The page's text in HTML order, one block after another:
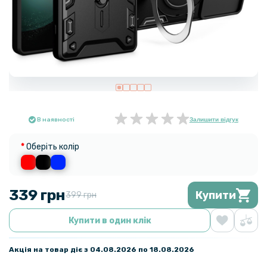
В наявності Залишити відгук
Оберіть колір
339 грн399 грн Купити
Купити в один клік
Акція на товар діє з 04.08.2026 по 18.08.2026